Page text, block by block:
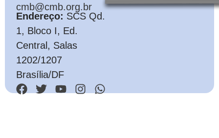
cmb@cmb.org.br
Endereço: SCS Qd.
1, Bloco I, Ed.
Central, Salas
1202/1207
Brasília/DF